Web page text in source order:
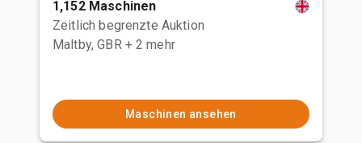
1,152 Maschinen
Zeitlich begrenzte Auktion
Maltby, GBR + 2 mehr
Maschinen ansehen